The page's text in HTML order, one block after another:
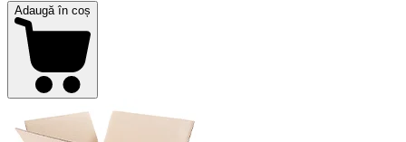
Adaugă în coș